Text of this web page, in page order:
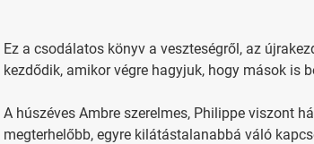
Ez a csodálatos könyv a veszteségről, az
kezdődik, amikor végre hagyjuk, hogy mások is
A húszéves Ambre szerelmes, Philippe viszont
megterhelőbb, egyre kilátástalanabbá váló